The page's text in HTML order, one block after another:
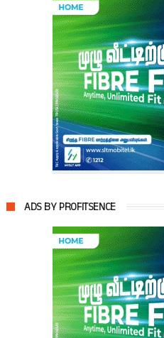
ADS BY PROFITSENCE